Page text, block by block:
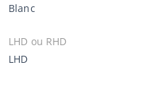
Blanc
LHD ou RHD
LHD